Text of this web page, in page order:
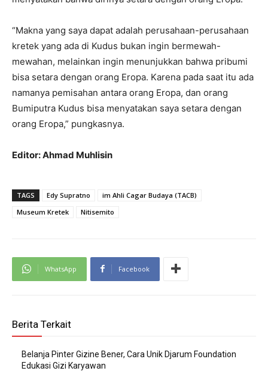
“Makna yang saya dapat adalah perusahaan-perusahaan
kretek yang ada di Kudus bukan ingin bermewah-
mewahan, melainkan ingin menunjukkan bahwa pribumi
bisa setara dengan orang Eropa. Karena pada saat itu ada
namanya pemisahan antara orang Eropa, dan orang
Bumiputra Kudus bisa menyatakan saya setara dengan
orang Eropa,” pungkasnya.
Editor: Ahmad Muhlisin
TAGS Edy Supratno
im Ahli Cagar Budaya (TACB)
Museum Kretek
Nitisemito
WhatsApp Facebook
Berita Terkait
Belanja Pinter Gizine Bener, Cara Unik Djarum Foundation
Edukasi Gizi Karyawan